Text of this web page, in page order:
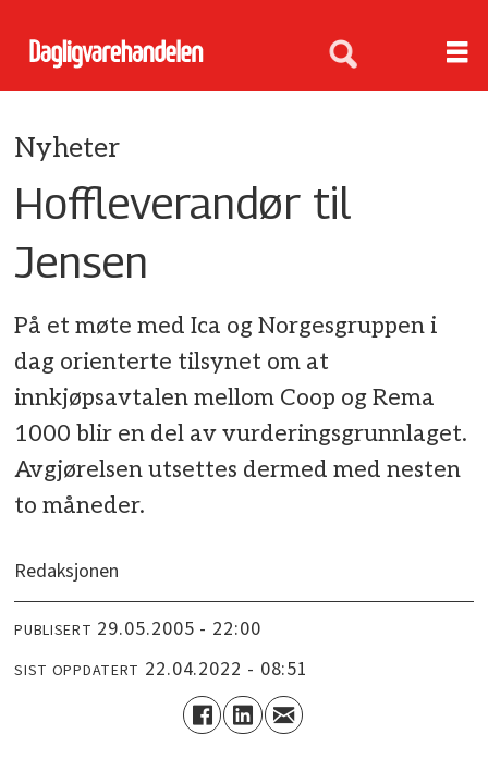
Nyheter
Hoffleverandør til
Jensen
På et møte med Ica og Norgesgruppen i
dag orienterte tilsynet om at
innkjøpsavtalen mellom Coop og Rema
1000 blir en del av vurderingsgrunnlaget.
Avgjørelsen utsettes dermed med nesten
to måneder.
Redaksjonen
PUBLISERT 29.05.2005 - 22:00
SIST OPPDATERT 22.04.2022 - 08:51